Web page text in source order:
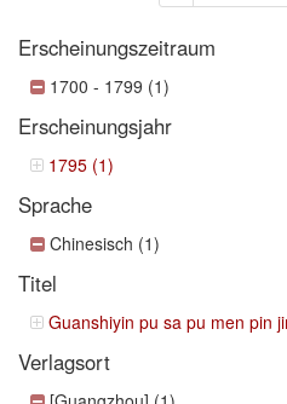
Erscheinungszeitraum
1700 - 1799 (1)
Erscheinungsjahr
1795 (1)
Sprache
Chinesisch (1)
Titel
Guanshiyin pu sa pu men pin
Verlagsort